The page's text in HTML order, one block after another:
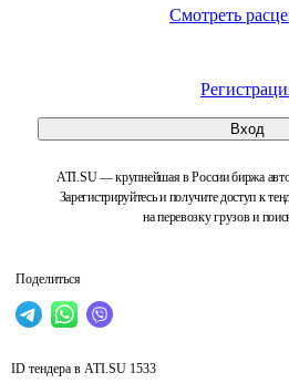
Смотреть
Вход
ATI.SU — крупнейшая в России биржа
Зарегистрируйтесь и получите доступ к
на перевозку грузов и
Поделиться
ID тендера в ATI.SU 1533